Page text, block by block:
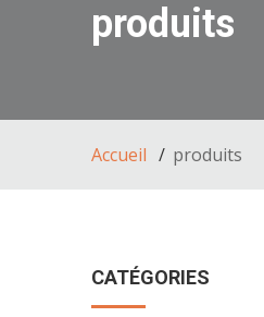
produits
Accueil produits
CATÉGORIES